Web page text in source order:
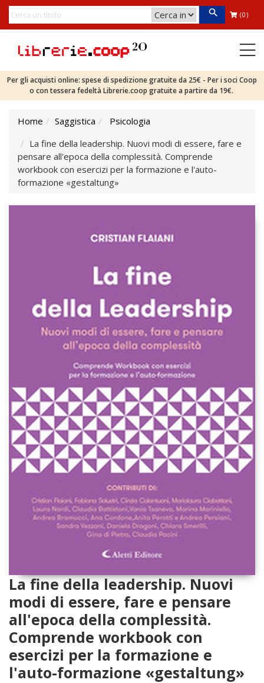
(0)
Per gli acquisti online: spese di spedizione gratuite da 25€ - Per i soci Coop
o con tessera fedeltà Librerie.coop gratuite a partire da 19€.
Home Saggistica
Psicologia
La fine della leadership. Nuovi modi di essere, fare e
pensare all'epoca della complessità. Comprende
workbook con esercizi per la formazione e l'auto-
formazione «gestaltung»
La fine della leadership. Nuovi
modi di essere, fare e pensare
all'epoca della complessità.
Comprende workbook con
esercizi per la formazione e
l'auto-formazione «gestaltung»